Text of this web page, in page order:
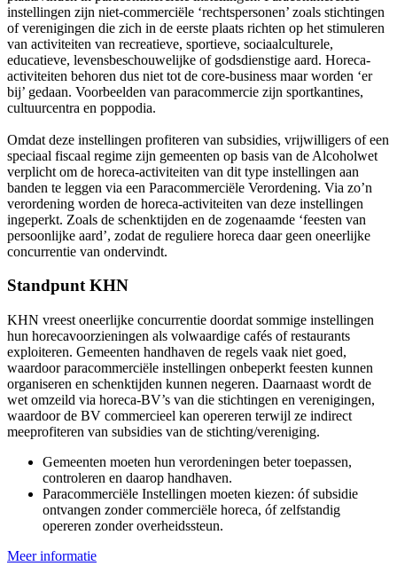
instellingen zijn niet-commerciële ‘rechtspersonen’ zoals stichtingen
of verenigingen die zich in de eerste plaats richten op het stimuleren
van activiteiten van recreatieve, sportieve, sociaalculturele,
educatieve, levensbeschouwelijke of godsdienstige aard. Horeca-
activiteiten behoren dus niet tot de core-business maar worden ‘er
bij’ gedaan. Voorbeelden van paracommercie zijn sportkantines,
cultuurcentra en poppodia.
Omdat deze instellingen profiteren van subsidies, vrijwilligers of een
speciaal fiscaal regime zijn gemeenten op basis van de Alcoholwet
verplicht om de horeca-activiteiten van dit type instellingen aan
banden te leggen via een Paracommerciële Verordening. Via zo’n
verordening worden de horeca-activiteiten van deze instellingen
ingeperkt. Zoals de schenktijden en de zogenaamde ‘feesten van
persoonlijke aard’, zodat de reguliere horeca daar geen oneerlijke
concurrentie van ondervindt.
Standpunt KHN
KHN vreest oneerlijke concurrentie doordat sommige instellingen
hun horecavoorzieningen als volwaardige cafés of restaurants
exploiteren. Gemeenten handhaven de regels vaak niet goed,
waardoor paracommerciële instellingen onbeperkt feesten kunnen
organiseren en schenktijden kunnen negeren. Daarnaast wordt de
wet omzeild via horeca-BV’s van die stichtingen en verenigingen,
waardoor de BV commercieel kan opereren terwijl ze indirect
meeprofiteren van subsidies van de stichting/vereniging.
Gemeenten moeten hun verordeningen beter toepassen,
controleren en daarop handhaven.
Paracommerciële Instellingen moeten kiezen: óf subsidie
ontvangen zonder commerciële horeca, óf zelfstandig
opereren zonder overheidssteun.
Meer informatie